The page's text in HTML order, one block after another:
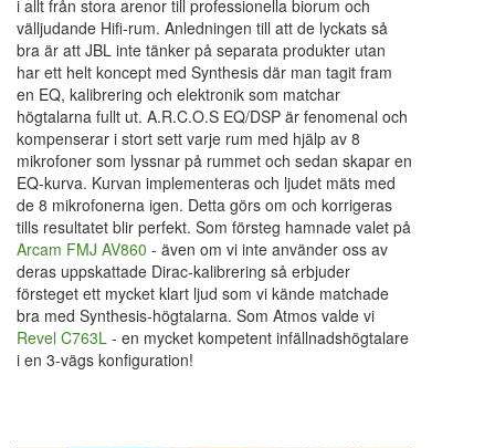
i allt från stora arenor till professionella biorum och
välljudande Hifi-rum. Anledningen till att de lyckats så
bra är att JBL inte tänker på separata produkter utan
har ett helt koncept med Synthesis där man tagit fram
en EQ, kalibrering och elektronik som matchar
högtalarna fullt ut. A.R.C.O.S EQ/DSP är fenomenal och
kompenserar i stort sett varje rum med hjälp av 8
mikrofoner som lyssnar på rummet och sedan skapar en
EQ-kurva. Kurvan implementeras och ljudet mäts med
de 8 mikrofonerna igen. Detta görs om och korrigeras
tills resultatet blir perfekt. Som försteg hamnade valet på
Arcam FMJ AV860 - även om vi inte använder oss av
deras uppskattade Dirac-kalibrering så erbjuder
försteget ett mycket klart ljud som vi kände matchade
bra med Synthesis-högtalarna. Som Atmos valde vi
Revel C763L - en mycket kompetent infällnadshögtalare
i en 3-vägs konfiguration!